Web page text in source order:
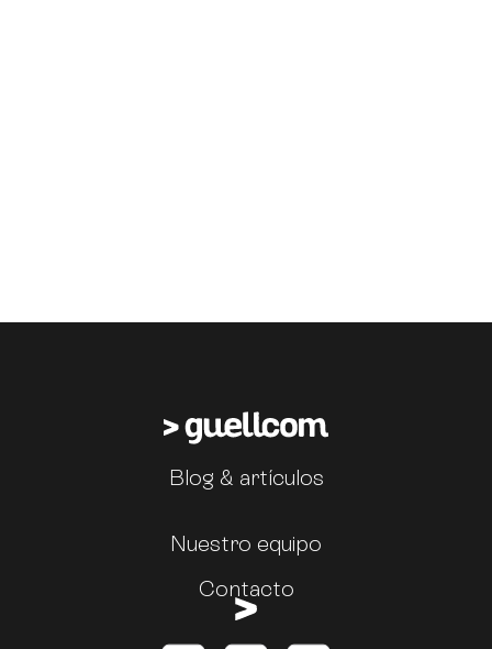
Blog & artículos
Nuestro equipo
Contacto